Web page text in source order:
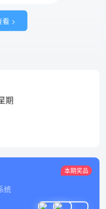
>
期
统
本期奖品